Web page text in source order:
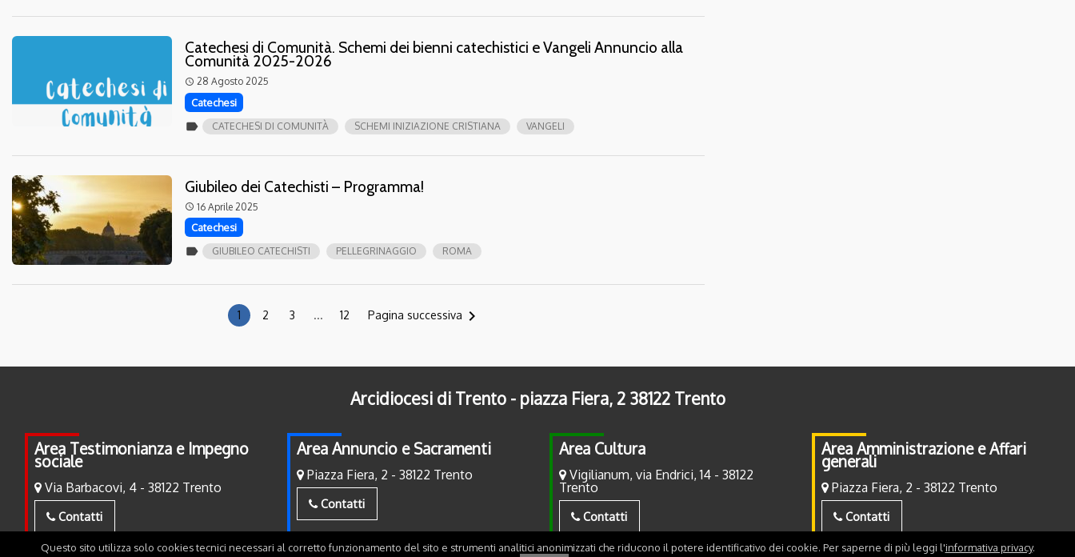
Catechesi di Comunità. Schemi dei bienni catechistici e Vangeli Annuncio alla
Comunità 2025-2026
access_time 28 Agosto 2025
Catechesi
label CATECHESI DI COMUNITÀ SCHEMI INIZIAZIONE CRISTIANA VANGELI
Giubileo dei Catechisti – Programma!
access_time 16 Aprile 2025
Catechesi
label GIUBILEO CATECHISTI PELLEGRINAGGIO ROMA
1 2 3 ... 12 Pagina successiva navigate_next
Arcidiocesi di Trento - piazza Fiera, 2 38122 Trento
Area Testimonianza e Impegno
sociale
Via Barbacovi, 4 - 38122 Trento
Contatti
Area Annuncio e Sacramenti
Piazza Fiera, 2 - 38122 Trento
Contatti
Area Cultura
Vigilianum, via Endrici, 14 - 38122
Trento
Contatti
Area Amministrazione e Affari
generali
Piazza Fiera, 2 - 38122 Trento
Contatti
Questo sito utilizza solo cookies tecnici necessari al corretto funzionamento del sito e strumenti analitici anonimizzati che riducono il potere identificativo dei cookie. Per saperne di più leggi l'informativa privacy.